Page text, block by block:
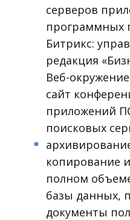
серверов
программных
Битрикс:
редакция
Веб-
сайт
приложений
поисковых
■
копирование
полном
базы данных,
документы